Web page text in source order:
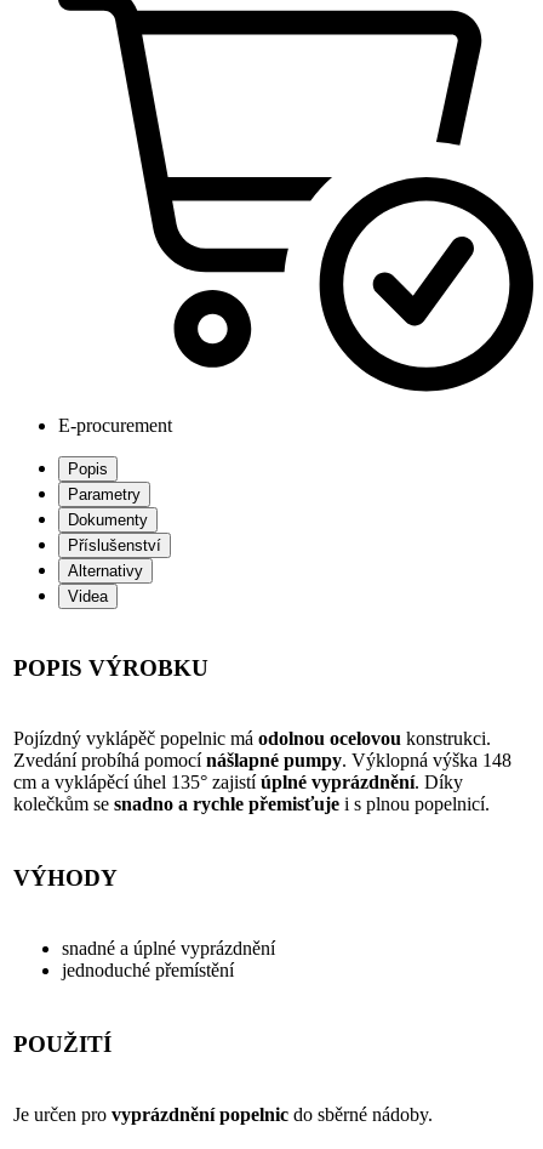
E-procurement
Popis
Parametry
Dokumenty
Příslušenství
Alternativy
Videa
POPIS VÝROBKU
Pojízdný vyklápěč popelnic má odolnou ocelovou konstrukci.
Zvedání probíhá pomocínášlapné pumpy. Výklopná výška 148
cm a vyklápěcí úhel 135° zajistíúplné vyprázdnění. Díky
kolečkům se snadno a rychle přemisťuje i s plnou popelnicí.
VÝHODY
snadné a úplné vyprázdnění
jednoduché přemístění
POUŽITÍ
Je určen pro vyprázdnění popelnic do sběrné nádoby.